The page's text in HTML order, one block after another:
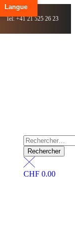
Tel: +41 21 525 26 23
CHF0.00
Langue